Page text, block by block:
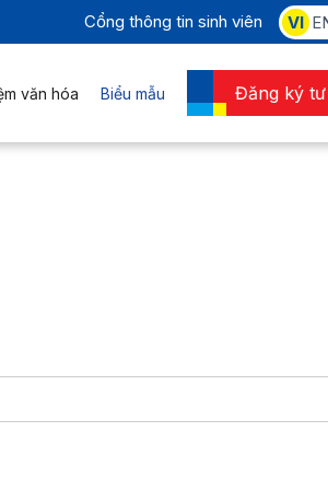
Cổng thông tin sinh viên VI
văn hóa Biểu mẫu Đăng ký